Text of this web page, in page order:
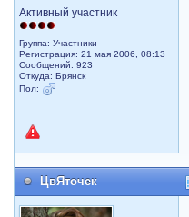
Активный участник
Группа: Участники
Регистрация: 21 мая 2006, 08:13
Сообщений: 923
Откуда: Брянск
Пол:
ЦвЯточек